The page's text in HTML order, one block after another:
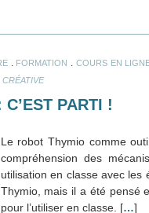
. FORMATION COURS EN
PARTI !
Le robot Thymio comme
compréhension des
utilisation en classe avec les
Thymio, mais il a été pensé
pour l’utiliser en classe. […]